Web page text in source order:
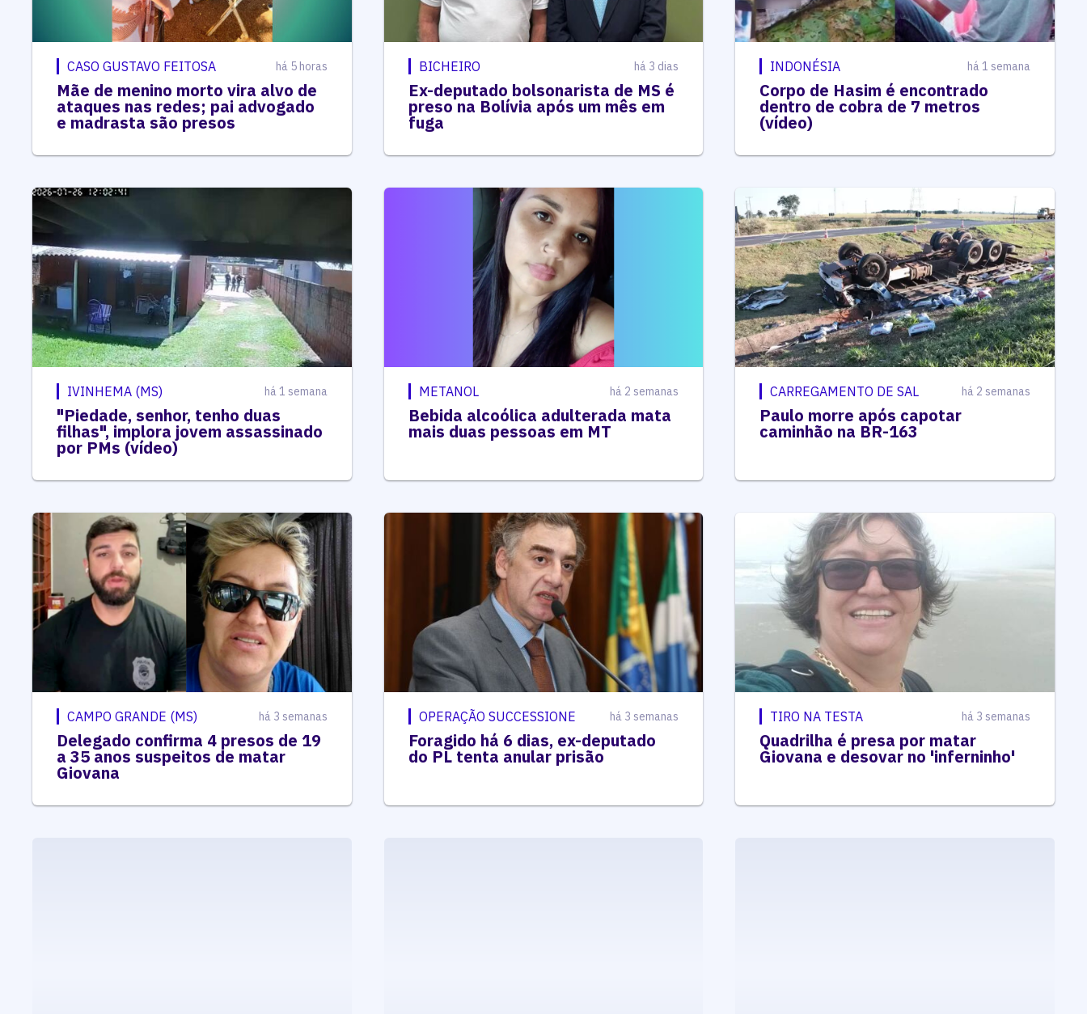
CASO GUSTAVO FEITOSA há 5 horas
Mãe de menino morto vira alvo de
ataques nas redes; pai advogado
e madrasta são presos
BICHEIRO há 3 dias
Ex-deputado bolsonarista de MS é
preso na Bolívia após um mês em
fuga
INDONÉSIA há 1 semana
Corpo de Hasim é encontrado
dentro de cobra de 7 metros
(vídeo)
IVINHEMA (MS) há 1 semana
"Piedade, senhor, tenho duas
filhas", implora jovem assassinado
por PMs (vídeo)
METANOL há 2 semanas
Bebida alcoólica adulterada mata
mais duas pessoas em MT
CARREGAMENTO DE SAL há 2 semanas
Paulo morre após capotar
caminhão na BR-163
CAMPO GRANDE (MS) há 3 semanas
Delegado confirma 4 presos de 19
a 35 anos suspeitos de matar
Giovana
OPERAÇÃO SUCCESSIONE há 3 semanas
Foragido há 6 dias, ex-deputado
do PL tenta anular prisão
TIRO NA TESTA há 3 semanas
Quadrilha é presa por matar
Giovana e desovar no 'inferninho'